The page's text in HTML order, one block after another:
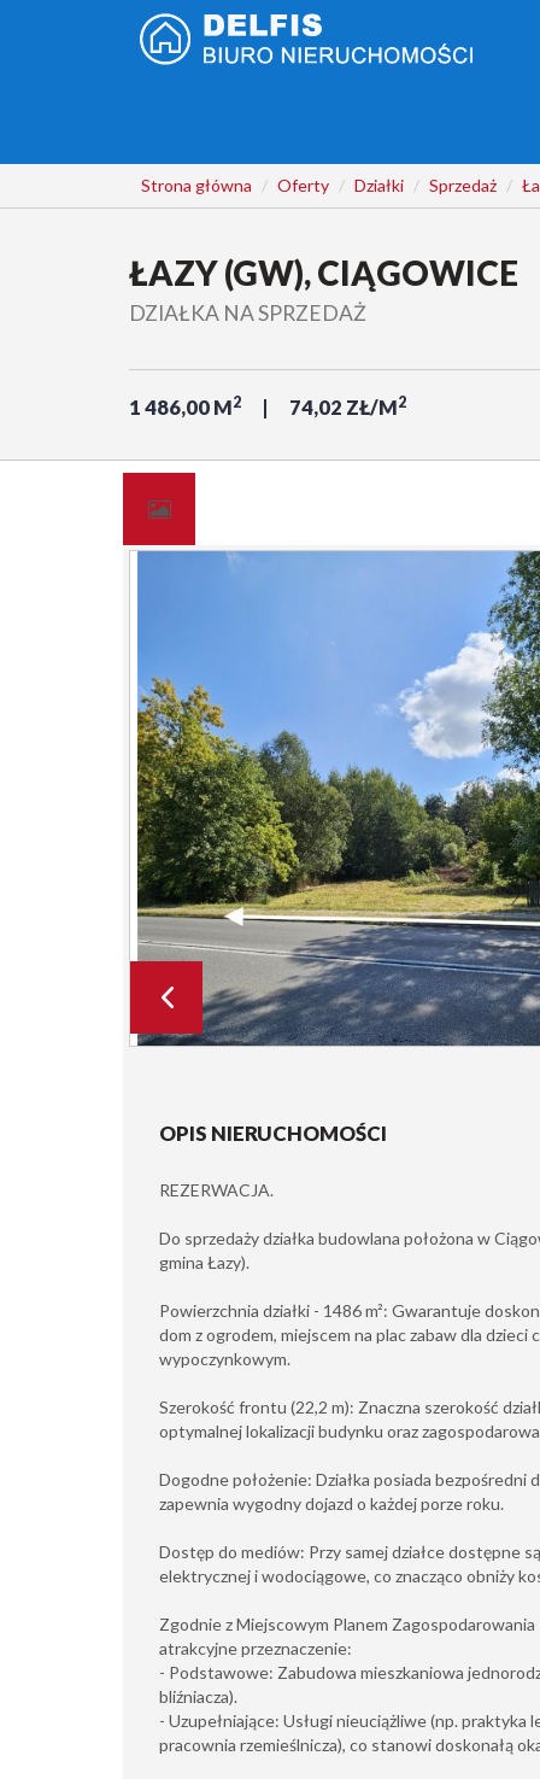
Strona główna Oferty Działki Sprzedaż
ŁAZY (GW), CIĄGOWICE
DZIAŁKA NA SPRZEDAŻ
1 486,00 M2 74,02 ZŁ/M2
OPIS NIERUCHOMOŚCI
REZERWACJA.
Do sprzedaży działka budowlana położona w
gmina Łazy).
Powierzchnia działki - 1486 m²: Gwarantuje
dom z ogrodem, miejscem na plac zabaw dla dzieci
wypoczynkowym.
Szerokość frontu (22,2 m): Znaczna szerokość
optymalnej lokalizacji budynku oraz
Dogodne położenie: Działka posiada bezpośredni
zapewnia wygodny dojazd o każdej porze roku.
Dostęp do mediów: Przy samej działce dostępne
elektrycznej i wodociągowe, co znacząco obniży
Zgodnie z Miejscowym Planem Zagospodarowania
atrakcyjne przeznaczenie:
- Podstawowe: Zabudowa mieszkaniowa
bliźniacza).
- Uzupełniające: Usługi nieuciążliwe (np. praktyka
pracownia rzemieślnicza), co stanowi doskonałą